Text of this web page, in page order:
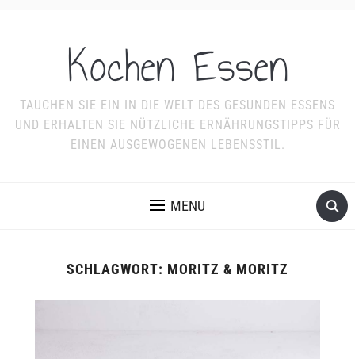
Kochen Essen
TAUCHEN SIE EIN IN DIE WELT DES GESUNDEN ESSENS
UND ERHALTEN SIE NÜTZLICHE ERNÄHRUNGSTIPPS FÜR
EINEN AUSGEWOGENEN LEBENSSTIL.
MENU
SCHLAGWORT: MORITZ & MORITZ